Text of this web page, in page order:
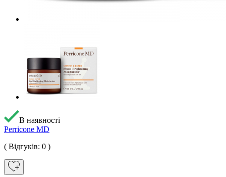
В наявності
Perricone MD
( Відгуків: 0 )